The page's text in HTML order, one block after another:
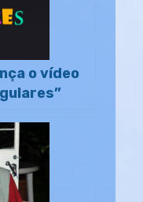
o vídeo